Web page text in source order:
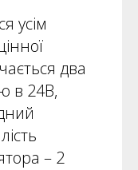
усім
два
в 24В,
– 2